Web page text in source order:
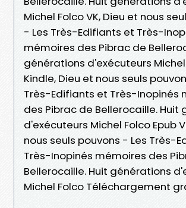
Michel Folco VK, Dieu et nous
- Les Très-Edifiants et Très-
mémoires des Pibrac de
générations d'exécuteurs
Kindle, Dieu et nous seuls
Très-Edifiants et Très-Inopinés
des Pibrac de Bellerocaille. Huit
d'exécuteurs Michel Folco Epub
nous seuls pouvons - Les Très-
Très-Inopinés mémoires des
Bellerocaille. Huit générations
Michel Folco Téléchargement